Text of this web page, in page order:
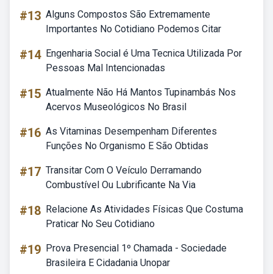
#13 Alguns Compostos São Extremamente
Importantes No Cotidiano Podemos Citar
#14 Engenharia Social é Uma Tecnica Utilizada Por
Pessoas Mal Intencionadas
#15 Atualmente Não Há Mantos Tupinambás Nos
Acervos Museológicos No Brasil
#16 As Vitaminas Desempenham Diferentes
Funções No Organismo E São Obtidas
#17 Transitar Com O Veículo Derramando
Combustível Ou Lubrificante Na Via
#18 Relacione As Atividades Físicas Que Costuma
Praticar No Seu Cotidiano
#19 Prova Presencial 1º Chamada - Sociedade
Brasileira E Cidadania Unopar